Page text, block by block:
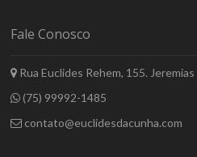
Fale Conosco
Rua Euclides Rehem, 155.
(75) 99992-1485
contato@euclidesdacunha.com